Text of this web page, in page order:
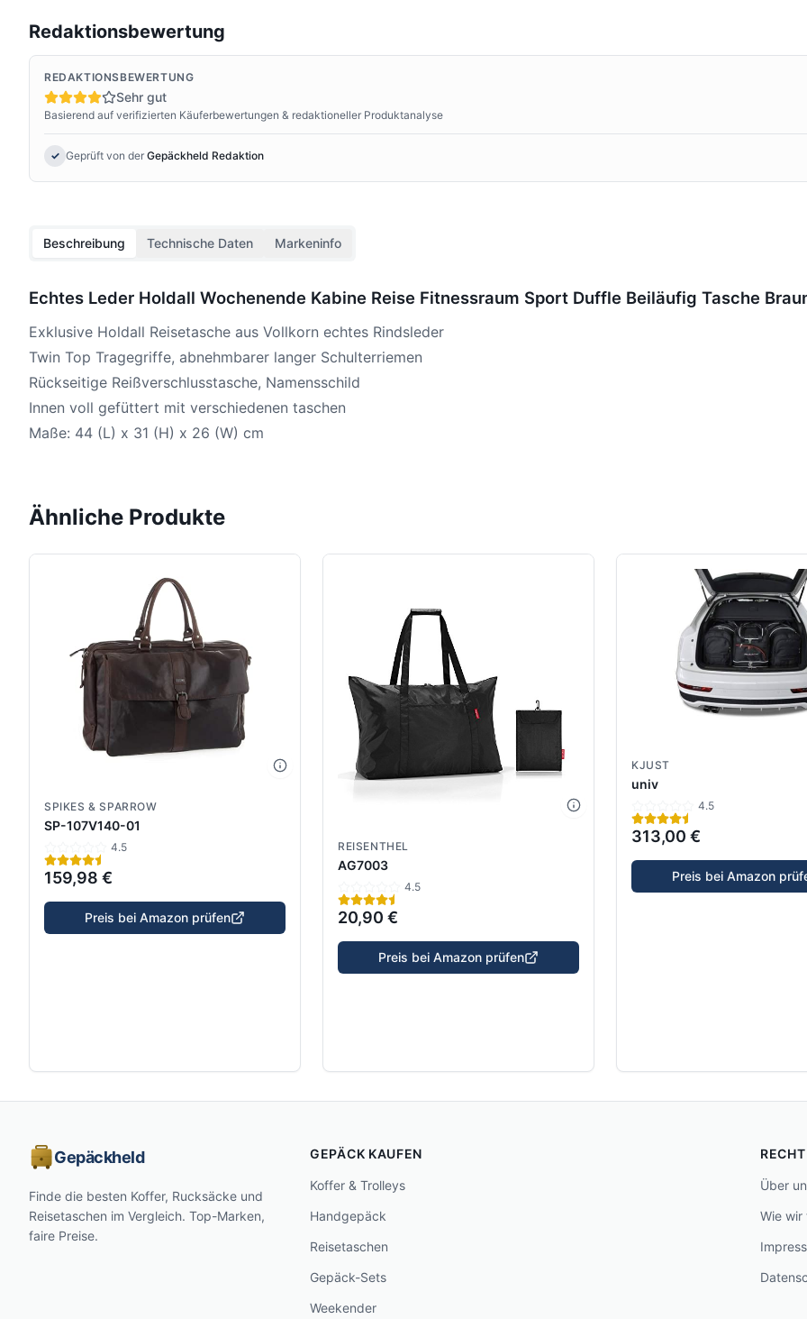
Redaktionsbewertung
REDAKTIONSBEWERTUNG
Sehr gut
Basierend auf verifizierten Käuferbewertungen & redaktioneller Produktanalyse
✓ Geprüft von der Gepäckheld Redaktion
Beschreibung Technische Daten Markeninfo
Echtes Leder Holdall Wochenende Kabine Reise Fitnessraum Sport Duffle Beiläufig Tasche
Exklusive Holdall Reisetasche aus Vollkorn echtes Rindsleder
Twin Top Tragegriffe, abnehmbarer langer Schulterriemen
Rückseitige Reißverschlusstasche, Namensschild
Innen voll gefüttert mit verschiedenen taschen
Maße: 44 (L) x 31 (H) x 26 (W) cm
Ähnliche Produkte
SPIKES & SPARROW
SP-107V140-01
4.5
159,98 €
Preis bei Amazon prüfen
REISENTHEL
AG7003
4.5
20,90 €
Preis bei Amazon prüfen
KJUST
univ
4.5
313,00 €
Preis bei Amazon
Gepäckheld
Finde die besten Koffer, Rucksäcke und
Reisetaschen im Vergleich. Top-Marken,
faire Preise.
GEPÄCK KAUFEN
Koffer & Trolleys
Handgepäck
Reisetaschen
Gepäck-Sets
Weekender
Über
Wie wir